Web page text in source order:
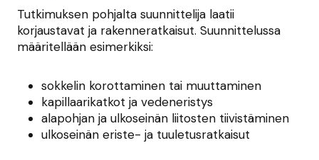
Tutkimuksen pohjalta suunnittelija laatii
korjaustavat ja rakenneratkaisut. Suunnittelussa
määritellään esimerkiksi:
sokkelin korottaminen tai muuttaminen
kapillaarikatkot ja vedeneristys
alapohjan ja ulkoseinän liitosten tiivistäminen
ulkoseinän eriste- ja tuuletusratkaisut